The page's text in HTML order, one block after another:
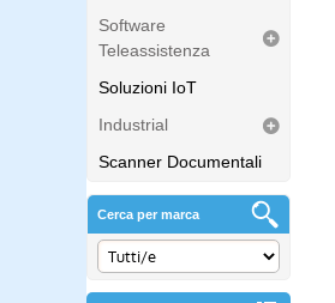
Software
Teleassistenza
Soluzioni IoT
Industrial
Scanner Documentali
Cerca per marca